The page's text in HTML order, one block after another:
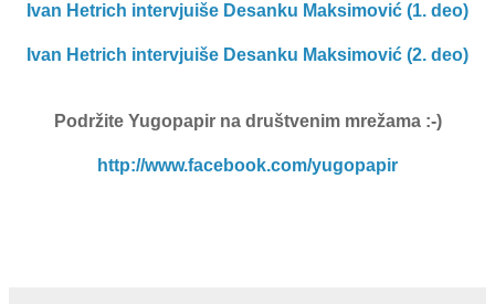
Ivan Hetrich intervjuiše Desanku Maksimović (1. deo)
Ivan Hetrich intervjuiše Desanku Maksimović (2. deo)
Podržite Yugopapir na društvenim mrežama:-)
http://www.facebook.com/yugopapir